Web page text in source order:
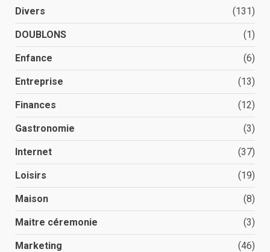
Divers (131)
DOUBLONS (1)
Enfance (6)
Entreprise (13)
Finances (12)
Gastronomie (3)
Internet (37)
Loisirs (19)
Maison (8)
Maitre céremonie (3)
Marketing (46)